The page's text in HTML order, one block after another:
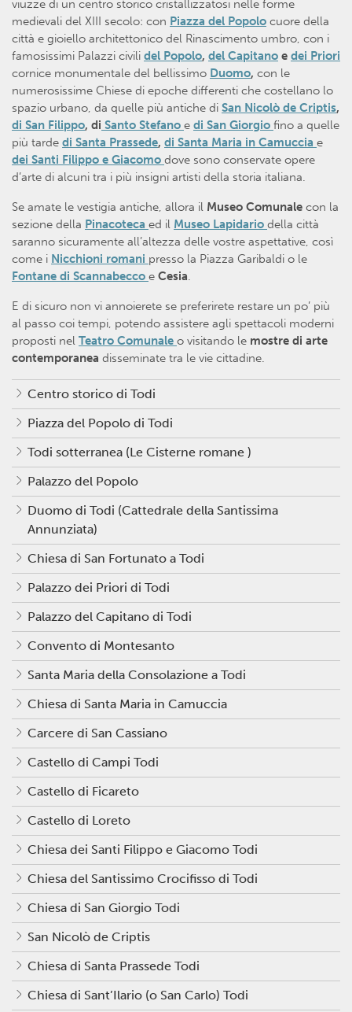
viuzze di un centro storico cristallizzatosi nelle forme
medievali del XIII secolo: con Piazza del Popolo cuore della
città e gioiello architettonico del Rinascimento umbro, con i
famosissimi Palazzi civili del Popolo, del Capitano e dei Priori
cornice monumentale del bellissimo Duomo, con le
numerosissime Chiese di epoche differenti che costellano lo
spazio urbano, da quelle più antiche di San Nicolò de Criptis,
di San Filippo, di Santo Stefano e di San Giorgio fino a quelle
più tarde di Santa Prassede, di Santa Maria in Camuccia e
dei Santi Filippo e Giacomo dove sono conservate opere
d’arte di alcuni tra i più insigni artisti della storia italiana.
Se amate le vestigia antiche, allora il Museo Comunale con la
sezione della Pinacoteca ed il Museo Lapidario della città
saranno sicuramente all’altezza delle vostre aspettative, così
come i Nicchioni romani presso la Piazza Garibaldi o le
Fontane di Scannabecco e Cesia.
E di sicuro non vi annoierete se preferirete restare un po’ più
al passo coi tempi, potendo assistere agli spettacoli moderni
proposti nel Teatro Comunale o visitando le mostre di arte
contemporanea disseminate tra le vie cittadine.
Centro storico di Todi
Piazza del Popolo di Todi
Todi sotterranea (Le Cisterne romane )
Palazzo del Popolo
Duomo di Todi (Cattedrale della Santissima
Annunziata)
Chiesa di San Fortunato a Todi
Palazzo dei Priori di Todi
Palazzo del Capitano di Todi
Convento di Montesanto
Santa Maria della Consolazione a Todi
Chiesa di Santa Maria in Camuccia
Carcere di San Cassiano
Castello di Campi Todi
Castello di Ficareto
Castello di Loreto
Chiesa dei Santi Filippo e Giacomo Todi
Chiesa del Santissimo Crocifisso di Todi
Chiesa di San Giorgio Todi
San Nicolò de Criptis
Chiesa di Santa Prassede Todi
Chiesa di Sant’Ilario (o San Carlo) Todi